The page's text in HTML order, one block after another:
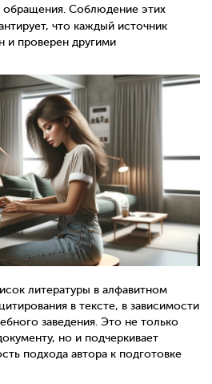
обращения. Соблюдение этих
что каждый источник
и проверен другими
литературы в алфавитном
в тексте, в зависимости
заведения. Это не только
но и подчеркивает
подхода автора к подготовке